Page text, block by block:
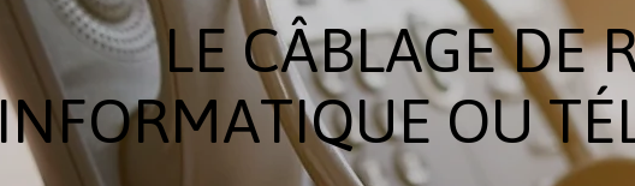
LE CÂBLAGE DE
INFORMATIQUE OU